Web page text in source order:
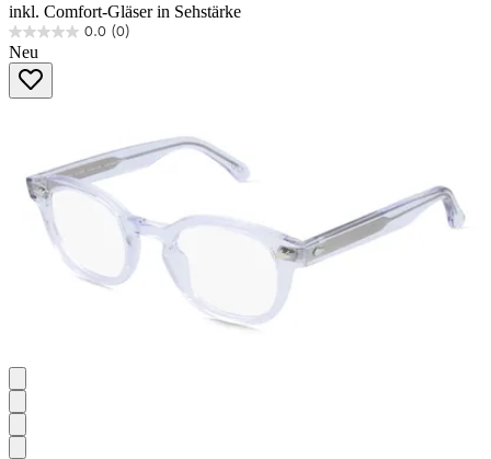
inkl. Comfort-Gläser in Sehstärke
0.0 (0)
0.0
von
Sternen.
Neu